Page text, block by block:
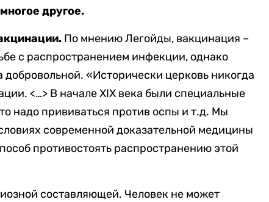
другое.
По мнению Легойды, вакцинация –
с распространением инфекции, однако
добровольной. «Исторически церковь никогда
<…> В начале XIX века были специальные
надо прививаться против оспы и т.д. Мы
современной доказательной медицины
противостоять распространению этой
составляющей. Человек не может